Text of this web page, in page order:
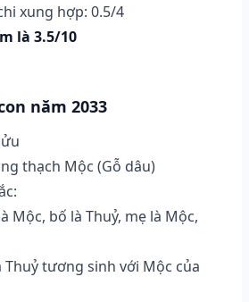
xung hợp: 0.5/4
là 3.5/10
năm 2033
thạch Mộc (Gỗ dâu)
Mộc, bố là Thuỷ, mẹ là Mộc,
Thuỷ tương sinh với Mộc của